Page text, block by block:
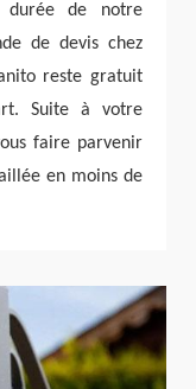
durée de notre
de devis chez
reste gratuit
Suite à votre
faire parvenir
en moins de